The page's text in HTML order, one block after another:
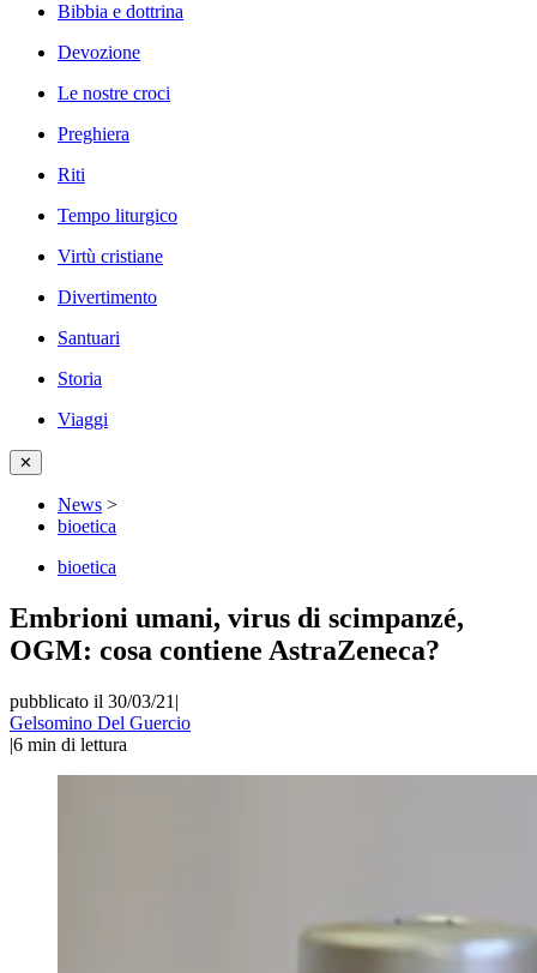
Bibbia e dottrina
Devozione
Le nostre croci
Preghiera
Riti
Tempo liturgico
Virtù cristiane
Divertimento
Santuari
Storia
Viaggi
✕
News >
bioetica
bioetica
Embrioni umani, virus di scimpanzé,
OGM: cosa contiene AstraZeneca?
pubblicato il 30/03/21 |
Gelsomino Del Guercio
|6 min di lettura